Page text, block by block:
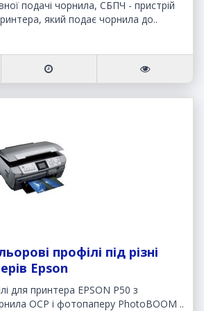
подачі чорнила, СБПЧ - пристрій
який подає чорнила до..
профілі під різні
Epson
для принтера EPSON P50 з
OCP і фотопаперу PhotoBOOM ..